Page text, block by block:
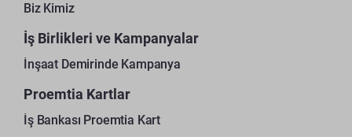
Biz Kimiz
İş Birlikleri ve Kampanyalar
İnşaat Demirinde Kampanya
Proemtia Kartlar
İş Bankası Proemtia Kart